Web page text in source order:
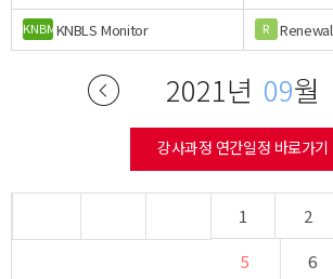
KNBMKNBLS Monitor R Renewal
2021년 09월
강사과정 연간일정 바로가기
1 2
5
6